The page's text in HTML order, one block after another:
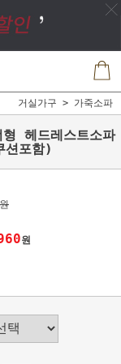
거실가구 가죽소파
헤드레스트소파
션포함)
원